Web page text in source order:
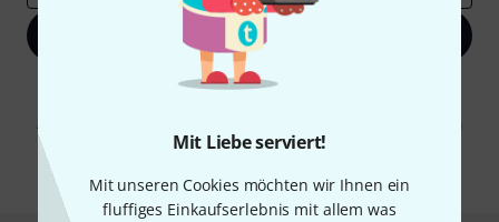
Mit Liebe serviert!
Mit unseren Cookies möchten wir Ihnen ein
fluffiges Einkaufserlebnis mit allem was
Jetzt anmelden
Mit Klick auf „Jetzt anmelden“ stimmen Sie dem Erhalt von E-Mail-
Abmeldung ist jederzeit möglich. Weitere Informationen finden Sie in
unseren Datenschutzhinweisen
* Pflichtfeld